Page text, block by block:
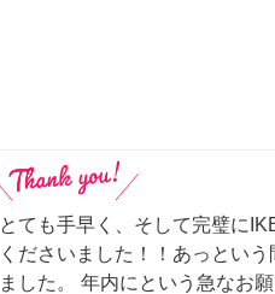
とても手早く、そして完璧に
くださいました！！あっとい
ました。 年内にという急なお